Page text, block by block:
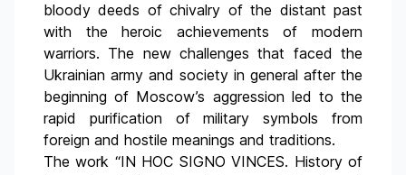
bloody deeds of chivalry of the distant past
with the heroic achievements of modern
warriors. The new challenges that faced the
Ukrainian army and society in general after the
beginning of Moscow’s aggression led to the
rapid purification of military symbols from
foreign and hostile meanings and traditions.
The work “IN HOC SIGNO VINCES. History of